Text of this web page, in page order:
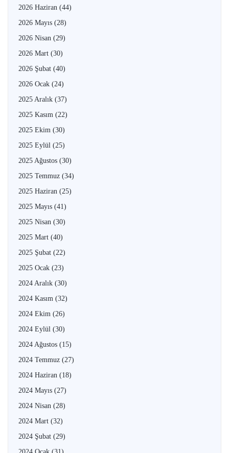
2026 Haziran (44)
2026 Mayıs (28)
2026 Nisan (29)
2026 Mart (30)
2026 Şubat (40)
2026 Ocak (24)
2025 Aralık (37)
2025 Kasım (22)
2025 Ekim (30)
2025 Eylül (25)
2025 Ağustos (30)
2025 Temmuz (34)
2025 Haziran (25)
2025 Mayıs (41)
2025 Nisan (30)
2025 Mart (40)
2025 Şubat (22)
2025 Ocak (23)
2024 Aralık (30)
2024 Kasım (32)
2024 Ekim (26)
2024 Eylül (30)
2024 Ağustos (15)
2024 Temmuz (27)
2024 Haziran (18)
2024 Mayıs (27)
2024 Nisan (28)
2024 Mart (32)
2024 Şubat (29)